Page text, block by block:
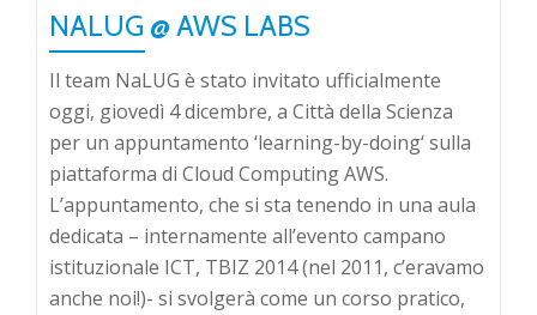
NALUG @ AWS LABS
Il team NaLUG è stato invitato ufficialmente
oggi, giovedì 4 dicembre, a Città della Scienza
per un appuntamento ‘learning-by-doing‘ sulla
piattaforma di Cloud Computing AWS.
L’appuntamento, che si sta tenendo in una aula
dedicata – internamente all’evento campano
istituzionale ICT, TBIZ 2014 (nel 2011, c’eravamo
anche noi!)- si svolgerà come un corso pratico,